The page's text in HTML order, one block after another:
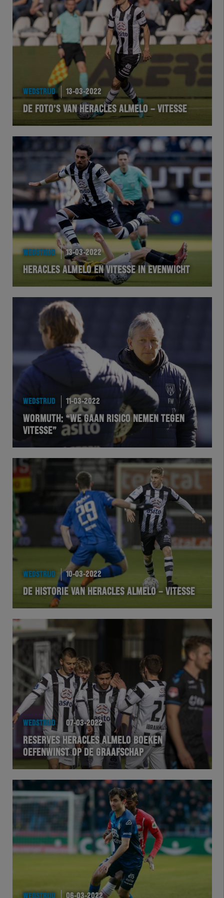
Team Zwart Wit
Futsal
Academie
WEDSTRIJD 13-03-2022
DE FOTO’S VAN HERACLES ALMELO – VITESSE
WEDSTRIJD 13-03-2022
HERACLES ALMELO EN VITESSE IN EVENWICHT
WEDSTRIJD 11-03-2022
WORMUTH: “WE GAAN RISICO NEMEN TEGEN
VITESSE”
WEDSTRIJD 10-03-2022
DE HISTORIE VAN HERACLES ALMELO – VITESSE
WEDSTRIJD 07-03-2022
RESERVES HERACLES ALMELO BOEKEN
OEFENWINST OP DE GRAAFSCHAP
WEDSTRIJD 06-03-2022